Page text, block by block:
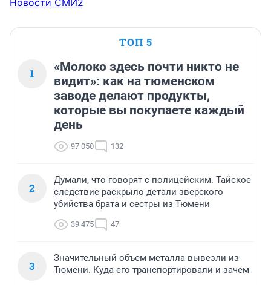
Новости СМИ2
ТОП 5
1
«Молоко здесь почти никто не
видит»: как на тюменском
заводе делают продукты,
которые вы покупаете каждый
день
97 050 132
2
Думали, что говорят с полицейским. Тайское
следствие раскрыло детали зверского
убийства брата и сестры из Тюмени
39 475 47
3
Значительный объем металла вывезли из
Тюмени. Куда его транспортировали и зачем